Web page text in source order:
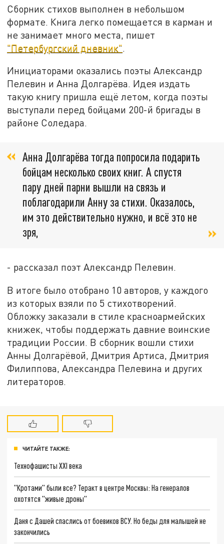
Сборник стихов выполнен в небольшом
формате. Книга легко помещается в карман и
не занимает много места, пишет
"Петербургский дневник".
Инициаторами оказались поэты Александр
Пелевин и Анна Долгарёва. Идея издать
такую книгу пришла ещё летом, когда поэты
выступали перед бойцами 200-й бригады в
районе Соледара.
Анна Долгарёва тогда попросила подарить
бойцам несколько своих книг. А спустя
пару дней парни вышли на связь и
поблагодарили Анну за стихи. Оказалось,
им это действительно нужно, и всё это не
зря,
- рассказал поэт Александр Пелевин.
В итоге было отобрано 10 авторов, у каждого
из которых взяли по 5 стихотворений.
Обложку заказали в стиле красноармейских
книжек, чтобы поддержать давние воинские
традиции России. В сборник вошли стихи
Анны Долгарёвой, Дмитрия Артиса, Дмитрия
Филиппова, Александра Пелевина и других
литераторов.
ЧИТАЙТЕ ТАКЖЕ:
Технофашисты XXI века
"Кротами" были все? Теракт в центре Москвы: На генералов
охотятся "живые дроны"
Даня с Дашей спаслись от боевиков ВСУ. Но беды для малышей не
закончились